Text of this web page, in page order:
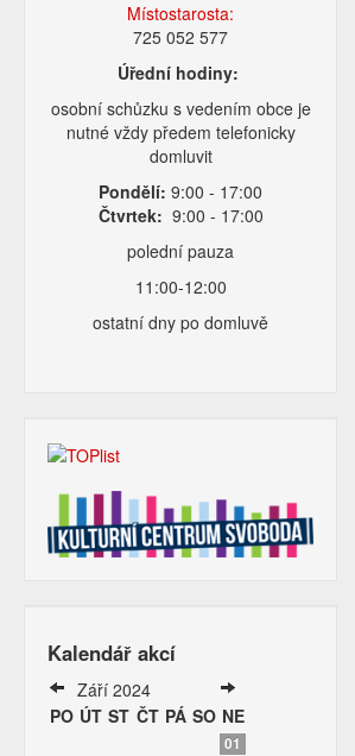
Místostarosta:
725 052 577
Úřední hodiny:
osobní schůzku s vedením obce je
nutné vždy předem telefonicky
domluvit
Pondělí: 9:00 - 17:00
Čtvrtek: 9:00 - 17:00
polední pauza
11:00-12:00
ostatní dny po domluvě
Kalendář akcí
Září 2024
PO ÚT ST ČT PÁ SO NE
01